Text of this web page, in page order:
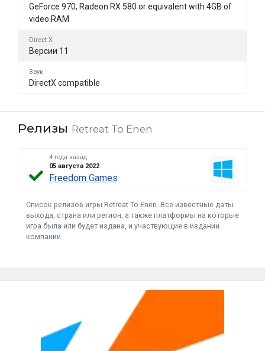
GeForce 970, Radeon RX 580 or equivalent with 4GB of
video RAM
Direct X
Версии 11
Звук
DirectX compatible
Релизы Retreat To Enen
4 года назад
05 августа 2022
Freedom Games
Список релизов игры Retreat To Enen. Все известные даты
выхода, страна или регион, а также платформы на которые
игра была или будет издана, и участвующие в издании
компании